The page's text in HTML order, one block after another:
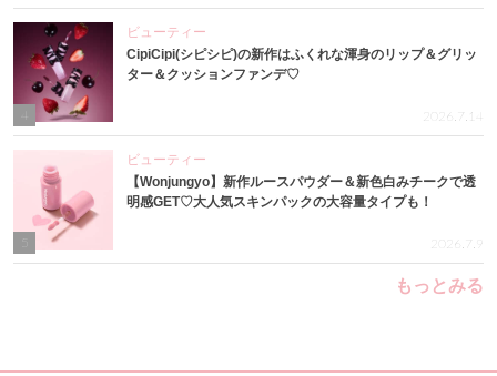
ビューティー
CipiCipi(シピシピ)の新作はふくれな渾身のリップ＆グリッ
ター＆クッションファンデ♡
2026.7.14
ビューティー
【Wonjungyo】新作ルースパウダー＆新色白みチークで透
明感GET♡大人気スキンパックの大容量タイプも！
2026.7.9
もっとみる